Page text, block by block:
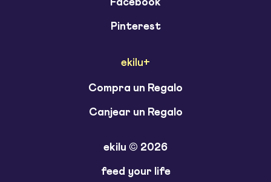
Facebook
Pinterest
ekilu+
Compra un Regalo
Canjear un Regalo
ekilu © 2026
feed your life